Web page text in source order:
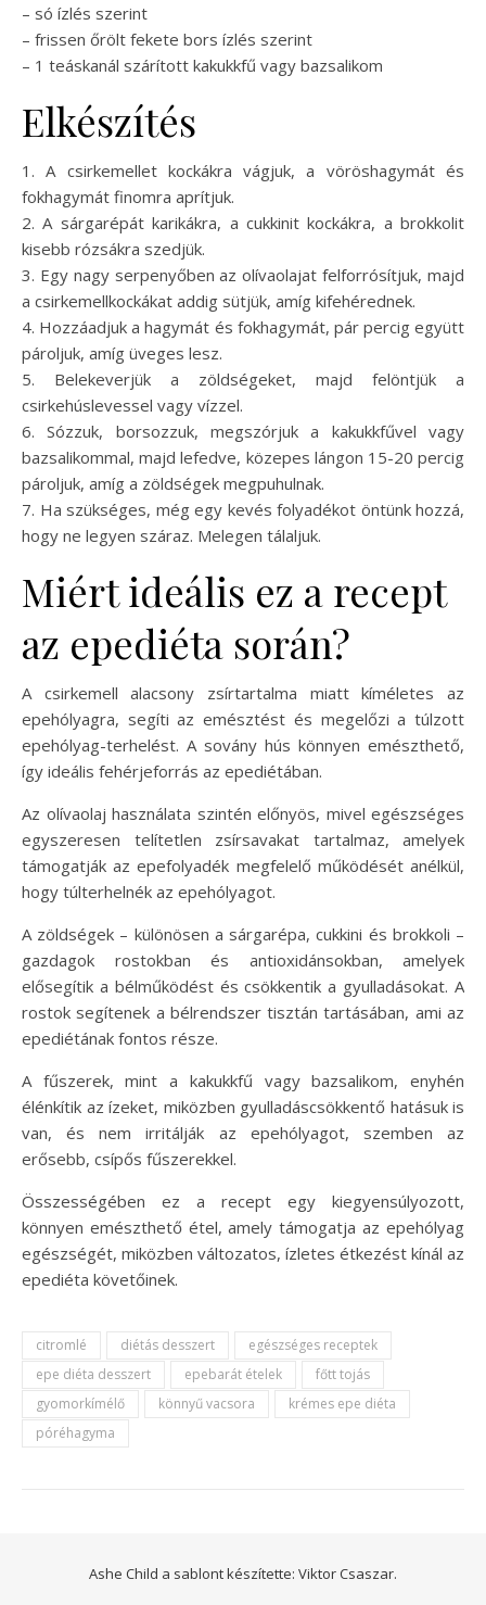
– só ízlés szerint
– frissen őrölt fekete bors ízlés szerint
– 1 teáskanál szárított kakukkfű vagy bazsalikom
Elkészítés
1. A csirkemellet kockákra vágjuk, a vöröshagymát és
fokhagymát finomra aprítjuk.
2. A sárgarépát karikákra, a cukkinit kockákra, a brokkolit
kisebb rózsákra szedjük.
3. Egy nagy serpenyőben az olívaolajat felforrósítjuk, majd
a csirkemellkockákat addig sütjük, amíg kifehérednek.
4. Hozzáadjuk a hagymát és fokhagymát, pár percig együtt
pároljuk, amíg üveges lesz.
5. Belekeverjük a zöldségeket, majd felöntjük a
csirkehúslevessel vagy vízzel.
6. Sózzuk, borsozzuk, megszórjuk a kakukkfűvel vagy
bazsalikommal, majd lefedve, közepes lángon 15-20 percig
pároljuk, amíg a zöldségek megpuhulnak.
7. Ha szükséges, még egy kevés folyadékot öntünk hozzá,
hogy ne legyen száraz. Melegen tálaljuk.
Miért ideális ez a recept
az epediéta során?
A csirkemell alacsony zsírtartalma miatt kíméletes az
epehólyagra, segíti az emésztést és megelőzi a túlzott
epehólyag-terhelést. A sovány hús könnyen emészthető,
így ideális fehérjeforrás az epediétában.
Az olívaolaj használata szintén előnyös, mivel egészséges
egyszeresen telítetlen zsírsavakat tartalmaz, amelyek
támogatják az epefolyadék megfelelő működését anélkül,
hogy túlterhelnék az epehólyagot.
A zöldségek – különösen a sárgarépa, cukkini és brokkoli –
gazdagok rostokban és antioxidánsokban, amelyek
elősegítik a bélműködést és csökkentik a gyulladásokat. A
rostok segítenek a bélrendszer tisztán tartásában, ami az
epediétának fontos része.
A fűszerek, mint a kakukkfű vagy bazsalikom, enyhén
élénkítik az ízeket, miközben gyulladáscsökkentő hatásuk is
van, és nem irritálják az epehólyagot, szemben az
erősebb, csípős fűszerekkel.
Összességében ez a recept egy kiegyensúlyozott,
könnyen emészthető étel, amely támogatja az epehólyag
egészségét, miközben változatos, ízletes étkezést kínál az
epediéta követőinek.
citromlé diétás desszert
egészséges receptek
epe diéta desszert
epebarát ételek
főtt tojás
gyomorkímélő
könnyű vacsora
krémes epe diéta
póréhagyma
Ashe Child a sablont készítette: Viktor Csaszar.